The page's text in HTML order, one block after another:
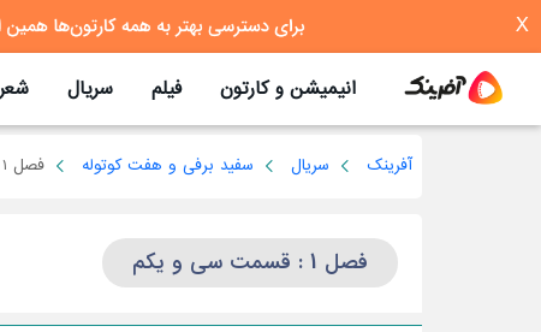
X
انیمیشن و کارتون فیلم سریال
آفرینک سریال سفید برفی و هفت کوتوله فصل 1
فصل 1 : قسمت سی و یکم